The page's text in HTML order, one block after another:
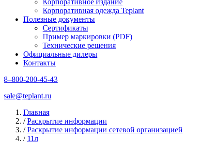
Корпоративное издание
Корпоративная одежда Teplant
Полезные документы
Сертификаты
Пример маркировки (PDF)
Технические решения
Официальные дилеры
Контакты
8–800-200-45-43
sale@teplant.ru
Главная
/ Раскрытие информации
/ Раскрытие информации сетевой организацией
/ 11л